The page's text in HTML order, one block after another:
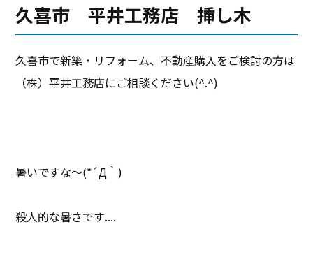
久喜市 平井工務店 挿し木
久喜市で新築・リフォーム、不動産購入をご検討の方は
（株）平井工務店にご相談ください(^.^)
暑いですな～(*´Д｀)
殺人的な暑さです....